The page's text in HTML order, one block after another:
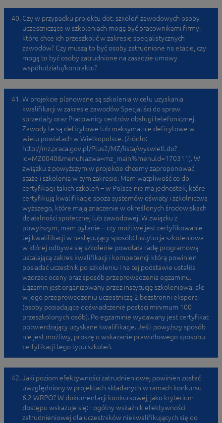
Czy w przypadku projektu dot. szkoleń zawodowych osoby
uczestniczące w szkoleniach mogą być pracownikami firmy,
które chce ich przeszkolić w zakresie specjalistycznych
zawodów? Czy muszą to być osoby zatrudnione na etacie, czy
mogą to być osoby zatrudnione na zasadzie umowy
współudziału/kontraktu?
W projekcie planowane są szkolenia w celu uzyskania
kwalifikacji w zakresie zawodów Specjaliści do spraw
sprzedaży oraz Pracownicy centrów obsługi telefonicznej.
Zawody te są deficytowe lub maksymalnie deficytowe w
wielu powiatach w Wielkopolsce. (źródło:
http://mz.praca.gov.pl/Plus2/MZ/lista/wyswietl.do?
id=MZ0040&menuNazwa=mz_main%menuld=170311). W
związku z powyższym w projekcie chcemy zaproponować
staże i szkolenia w tym zakresie. Mam wątpliwość co do
certyfikacji takich szkoleń – w Polsce nie ma jednostek, które
certyfikują kwalifikacje spoza systemów oświaty i szkolnictwa
wyższego, które mają znaczenie w określonych środowiskach
działalności społecznej lub zawodowej. W związku z
powyższym, mam pytanie – czy możliwe jest certyfikowanie
tej kwalifikacji w następujący sposób: Instytucja szkoleniowa
w której odbywa się szkolenie powołała radę programową
ustalającą zakres kwalifikacji i kompetencji którą powinien
posiadać uczestnik po szkoleniu i na tej podstawie ustaliła
wzorzec oceny oraz sposób przeprowadzenia egzaminu.
Egzamin jest organizowany przez instytucję szkoleniową, ale
w jego przeprowadzeniu uczestniczą 2 bezstronni eksperci
(osoby posiadające doświadczenie postaci minimum 100
przeszkolonych osób). Po egzaminie wydawany jest certyfikat
potwierdzający uzyskane kwalifikacje. Jeśli powyższy sposób
nie jest możliwy, proszę o wskazanie prawidłowego sposobu
certyfikacji tego typu szkoleń.
Jaki poziom efektywności zatrudnieniowej powinien zostać
uwzględniony w projektach składanych w ramach konkursu
6.2 WRPO? W dokumentacji konkursowej, jako kryterium
dostępu wskazuje się: - ogólny wskaźnik efektywności
zatrudnieniowej dla uczestników niekwalifikujących się do